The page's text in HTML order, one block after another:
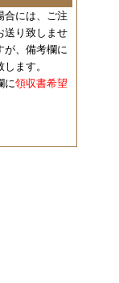
には、 ご注
送り致しませ
が、備考欄に
ます。
に領収書希望